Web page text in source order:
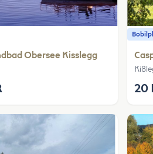
Obersee Kisslegg
20